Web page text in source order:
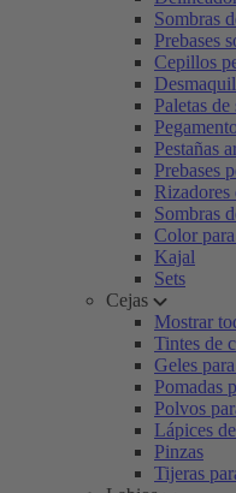
Sombras
Prebases
Cepillos
Paletas
Pestañas
Prebases
Rizadores
Sombras
Color
Kajal
Sets
Cejas
Mostrar
Tintes de
Geles
Pomadas
Polvos
Lápices
Pinzas
Tijeras